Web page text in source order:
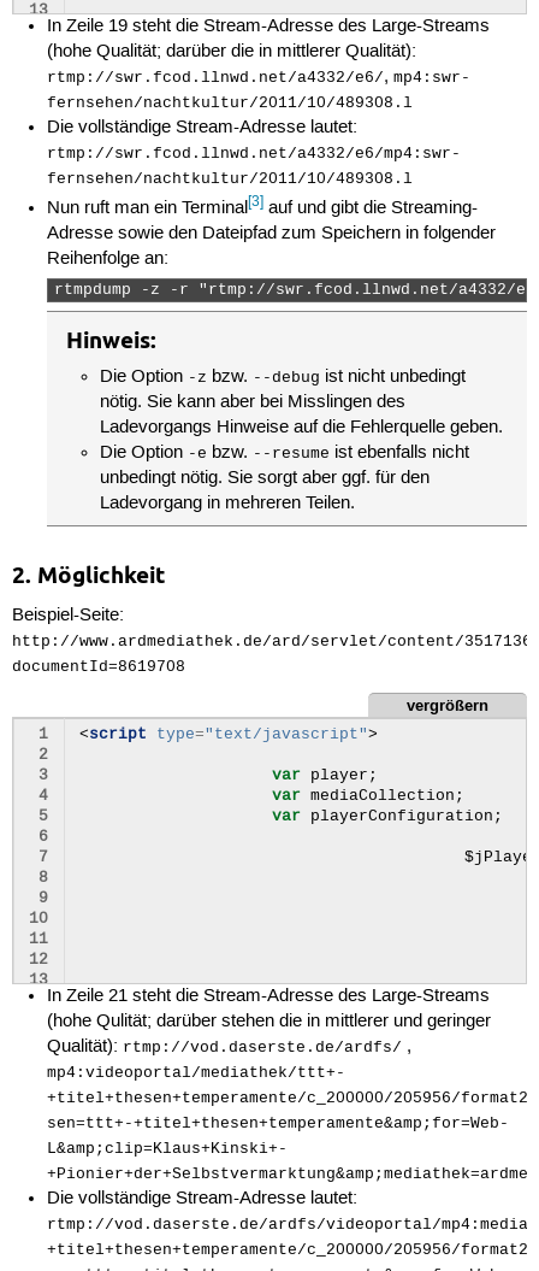
13
14
15
16
19
20
21
23
24
25
26
28
38
41
42
43
44
45
48
49
mediaCollection
//
// video
playerConfiguration
playerConfiguration
playerConfiguration
player
</script>
<div class= "mt-player-
div
In Zeile 19 steht die Stream-Adresse des Large-Streams
(hohe Qualität; darüber die in mittlerer Qualität):
rtmp://swr.fcod.llnwd.net/a4332/e6/,mp4:swr-
fernsehen/nachtkultur/2011/10/489308.l
Die vollständige Stream-Adresse lautet:
rtmp://swr.fcod.llnwd.net/a4332/e6/mp4:swr-
fernsehen/nachtkultur/2011/10/489308.l
Nun ruft man ein Terminal[3] auf und gibt die Streaming-
Adresse sowie den Dateipfad zum Speichern in folgender
Reihenfolge an:
rtmpdump -z -r "rtmp://swr.fcod.llnwd.net/a4332/
Hinweis:
Die Option -z bzw. --debug ist nicht unbedingt
nötig. Sie kann aber bei Misslingen des
Ladevorgangs Hinweise auf die Fehlerquelle geben.
Die Option -e bzw. --resume ist ebenfalls nicht
unbedingt nötig. Sie sorgt aber ggf. für den
Ladevorgang in mehreren Teilen.
2. Möglichkeit
Beispiel-Seite:
http://www.ardmediathek.de/ard/servlet/content/
documentId=8619708
vergrößern
1
2
3
4
5
6
7
8
9
10
11
12
13
14
15
16
18
19
20
21
24
25
26
<script type="text/javascript">
var player ;
var mediaCollection ;
var
playerConfiguration ;
mediaCollection
playerConfiguration
//
// video
In Zeile 21 steht die Stream-Adresse des Large-Streams
(hohe Qulität; darüber stehen die in mittlerer und geringer
Qualität): rtmp://vod.daserste.de/ardfs/ ,
mp4:videoportal/mediathek/ttt+-
+titel+thesen+temperamente/c_200000/205956/
sen=ttt+-+titel+thesen+temperamente&amp;for=Web-
L&amp;clip=Klaus+Kinski+-
Die vollständige Stream-Adresse lautet:
rtmp://vod.daserste.de/ardfs/videoportal/
+titel+thesen+temperamente/c_200000/205956/